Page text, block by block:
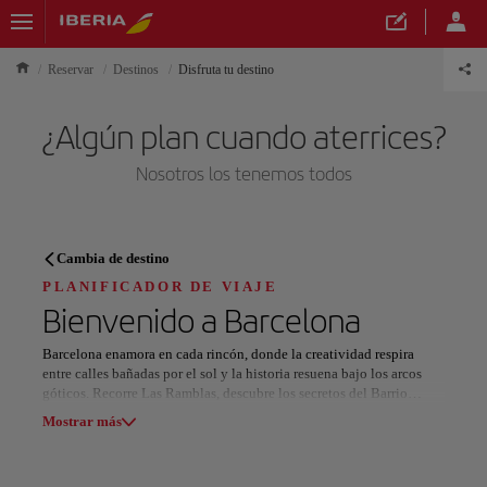
Reservar Destinos Disfruta tu destino
¿Algún plan cuando aterrices?
Nosotros los tenemos todos
PLANIFICADOR DE VIAJE
Descubre tu próximo destino
Nuestros destinos
Cambia de destino
PLANIFICADOR DE VIAJE
Bienvenido a Barcelona
Barcelona enamora en cada rincón, donde la creatividad respira
entre calles bañadas por el sol y la historia resuena bajo los arcos
góticos. Recorre Las Ramblas, descubre los secretos del Barrio
Gótico y siente el pulso del mercado de La Boqueria.
Mostrar más